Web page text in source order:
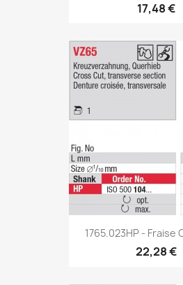
17,48 €
1765.023HP - Fraise
22,28 €